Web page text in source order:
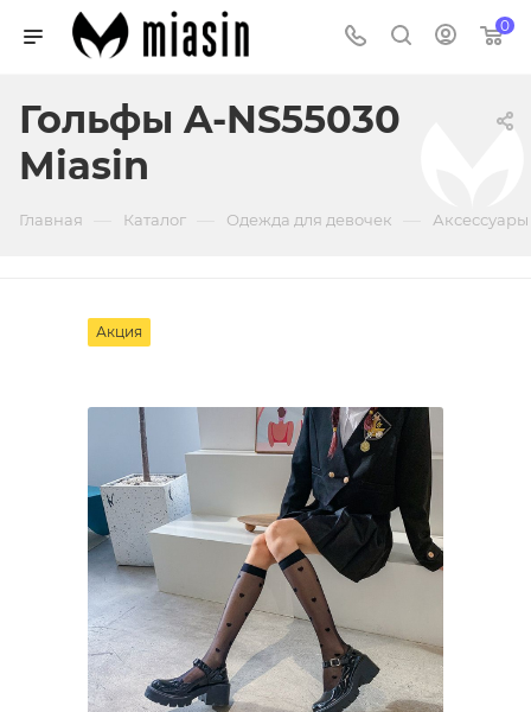
0
Гольфы A-NS55030
Miasin
Главная Каталог Одежда для девочек
Акция